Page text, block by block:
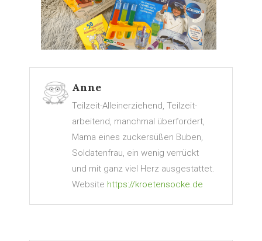
Anne
Teilzeit-Alleinerziehend, Teilzeit-
arbeitend, manchmal überfordert,
Mama eines zuckersüßen Buben,
Soldatenfrau, ein wenig verrückt
und mit ganz viel Herz ausgestattet.
Website https://kroetensocke.de